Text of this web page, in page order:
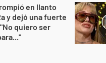
en llanto
y dejó una fuerte
quiero ser